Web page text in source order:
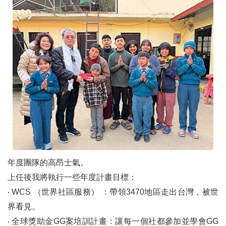
年度團隊的高昂士氣。
上任後我將執行一些年度計畫目標：
‧ WCS （世界社區服務） ：帶領3470地區走出台灣，被世
界看見。
‧ 全球獎助金GG案培訓計畫：讓每一個社都參加並學會GG